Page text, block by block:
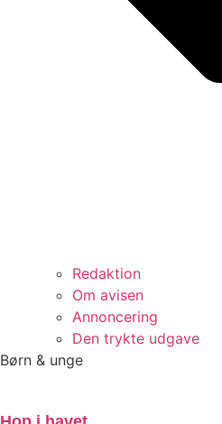
Redaktion
Om avisen
Annoncering
Den trykte udgave
Børn & unge